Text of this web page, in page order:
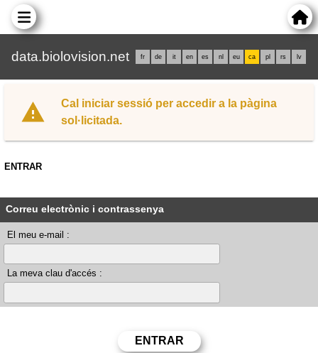
data.biolovision.net fr de it en es nl eu ca pl rs lv
Cal iniciar sessió per accedir a la pàgina
sol·licitada.
ENTRAR
Correu electrònic i contrassenya
El meu e-mail :
La meva clau d'accés :